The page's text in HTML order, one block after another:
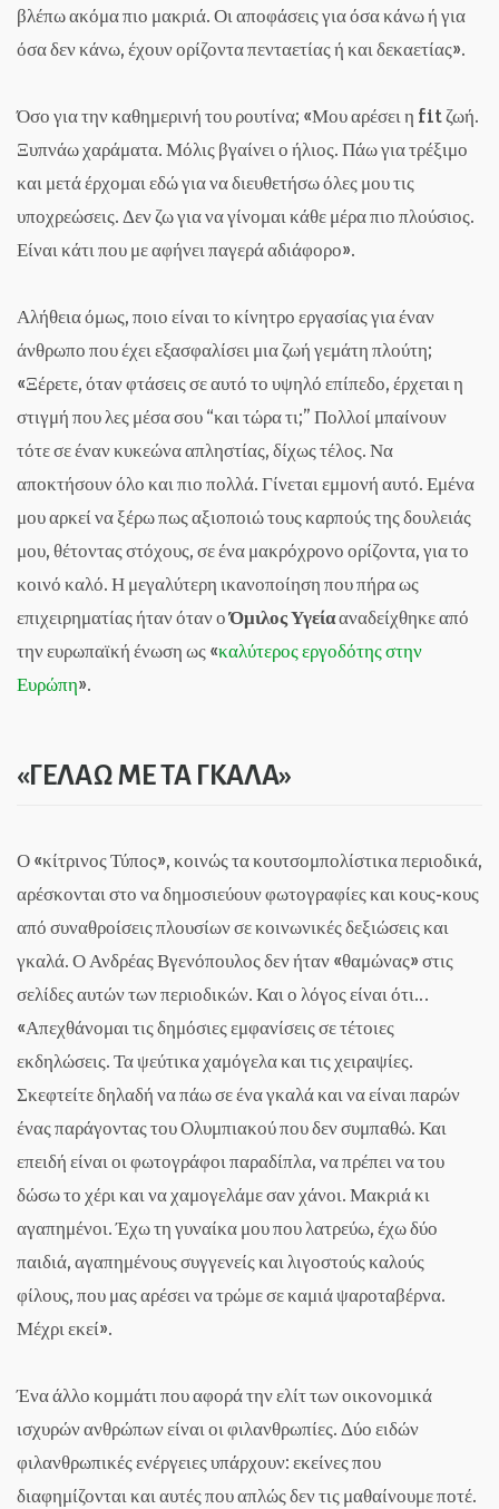
βλέπω ακόμα πιο μακριά. Οι αποφάσεις για όσα κάνω ή για
όσα δεν κάνω, έχουν ορίζοντα πενταετίας ή και δεκαετίας».
Όσο για την καθημερινή του ρουτίνα; «Μου αρέσει η fit ζωή.
Ξυπνάω χαράματα. Μόλις βγαίνει ο ήλιος. Πάω για τρέξιμο
και μετά έρχομαι εδώ για να διευθετήσω όλες μου τις
υποχρεώσεις. Δεν ζω για να γίνομαι κάθε μέρα πιο πλούσιος.
Είναι κάτι που με αφήνει παγερά αδιάφορο».
Αλήθεια όμως, ποιο είναι το κίνητρο εργασίας για έναν
άνθρωπο που έχει εξασφαλίσει μια ζωή γεμάτη πλούτη;
«Ξέρετε, όταν φτάσεις σε αυτό το υψηλό επίπεδο, έρχεται η
στιγμή που λες μέσα σου “και τώρα τι;” Πολλοί μπαίνουν
τότε σε έναν κυκεώνα απληστίας, δίχως τέλος. Να
αποκτήσουν όλο και πιο πολλά. Γίνεται εμμονή αυτό. Εμένα
μου αρκεί να ξέρω πως αξιοποιώ τους καρπούς της δουλειάς
μου, θέτοντας στόχους, σε ένα μακρόχρονο ορίζοντα, για το
κοινό καλό. Η μεγαλύτερη ικανοποίηση που πήρα ως
επιχειρηματίας ήταν όταν οΌμιλος Υγείααναδείχθηκε από
την ευρωπαϊκή ένωση ως «καλύτερος εργοδότης στην
Ευρώπη».
«ΓΕΛΑΩ ΜΕ ΤΑ ΓΚΑΛΑ»
Ο «κίτρινος Τύπος», κοινώς τα κουτσομπολίστικα περιοδικά,
αρέσκονται στο να δημοσιεύουν φωτογραφίες και κους-κους
από συναθροίσεις πλουσίων σε κοινωνικές δεξιώσεις και
γκαλά. Ο Ανδρέας Βγενόπουλος δεν ήταν «θαμώνας» στις
σελίδες αυτών των περιοδικών. Και ο λόγος είναι ότι…
«Απεχθάνομαι τις δημόσιες εμφανίσεις σε τέτοιες
εκδηλώσεις. Τα ψεύτικα χαμόγελα και τις χειραψίες.
Σκεφτείτε δηλαδή να πάω σε ένα γκαλά και να είναι παρών
ένας παράγοντας του Ολυμπιακού που δεν συμπαθώ. Και
επειδή είναι οι φωτογράφοι παραδίπλα, να πρέπει να του
δώσω το χέρι και να χαμογελάμε σαν χάνοι. Μακριά κι
αγαπημένοι. Έχω τη γυναίκα μου που λατρεύω, έχω δύο
παιδιά, αγαπημένους συγγενείς και λιγοστούς καλούς
φίλους, που μας αρέσει να τρώμε σε καμιά ψαροταβέρνα.
Μέχρι εκεί».
Ένα άλλο κομμάτι που αφορά την ελίτ των οικονομικά
ισχυρών ανθρώπων είναι οι φιλανθρωπίες. Δύο ειδών
φιλανθρωπικές ενέργειες υπάρχουν: εκείνες που
διαφημίζονται και αυτές που απλώς δεν τις μαθαίνουμε ποτέ.